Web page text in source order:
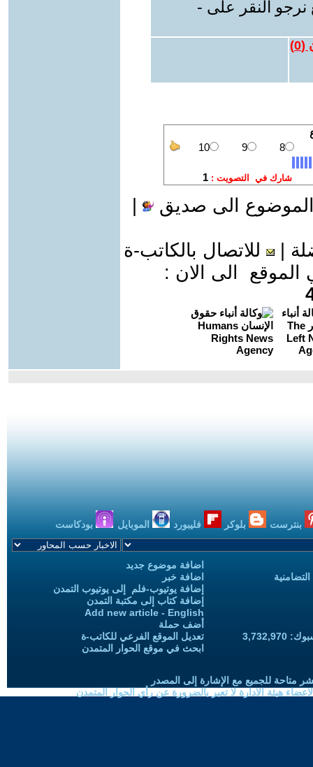
نرجو النقر على -
(
0
)
الى صديق
للاتصال بالكاتب-ة
الى الان :
بنترست بلوكر فليبورد الموبايل بودكاست
اضافة موضوع جديد
اضافة خبر
إضافة يوتيوب-فلم إلى يوتيوب التمدن
إضافة كتاب إلى مكتبة التمدن
Add new article - English
أضف حملة
تعديل الموقع الفرعي للكاتب-ة
ابحث في موقع الحوار المتمدن
متاحة للجميع مع الإشارة إلى المصدر
هيئة الادارة لا تعبر بالضرورة عن رأي الحوار المتمدن